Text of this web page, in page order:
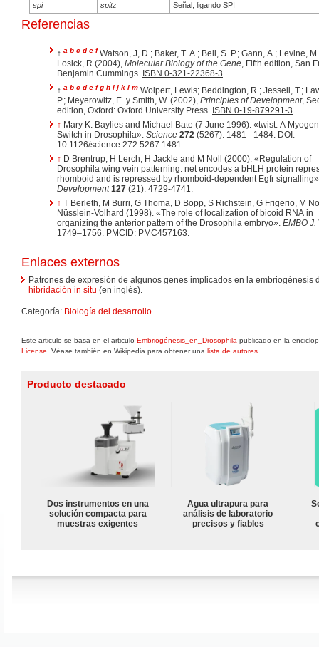
spi
spitz Señal, ligando SPI
Referencias
↑ a b c d e f Watson, J, D.; Baker, T. A.; Bell, S. P.; Gann, A.; Levine,
Losick, R (2004), Molecular Biology of the Gene, Fifth edition, San
Benjamin Cummings. ISBN 0-321-22368-3.
↑ a b c d e f g h i j k l m Wolpert, Lewis; Beddington, R.; Jessell, T.;
P.; Meyerowitz, E. y Smith, W. (2002), Principles of Development,
edition, Oxford: Oxford University Press. ISBN 0-19-879291-3.
↑ Mary K. Baylies and Michael Bate (7 June 1996). «twist: A Myogenic
Switch in Drosophila». Science 272 (5267): 1481 - 1484. DOI:
10.1126/science.272.5267.1481.
↑ D Brentrup, H Lerch, H Jackle and M Noll (2000). «Regulation of
Drosophila wing vein patterning: net encodes a bHLH protein
rhomboid and is repressed by rhomboid-dependent Egfr
Development 127 (21): 4729-4741.
↑ T Berleth, M Burri, G Thoma, D Bopp, S Richstein, G Frigerio, M
Nüsslein-Volhard (1998). «The role of localization of bicoid RNA in
organizing the anterior pattern of the Drosophila embryo». EMBO J.
1749–1756. PMCID: PMC457163.
Enlaces externos
Patrones de expresión de algunos genes implicados en la embriogénesis
hibridación in situ (en inglés).
Categoría: Biología del desarrollo
Este articulo se basa en el articulo Embriogénesis_en_Drosophila publicado en la
License . Véase también en Wikipedia para obtener una lista de autores
Producto destacado
Dos instrumentos en una
solución compacta para
muestras exigentes
Agua ultrapura para
análisis de laboratorio
precisos y fiables